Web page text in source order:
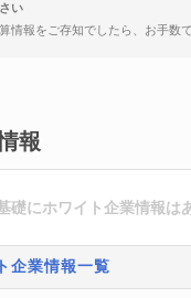
い
情報をご存知でしたら、お手数
報
礎にホワイト企業情報は
企業情報一覧